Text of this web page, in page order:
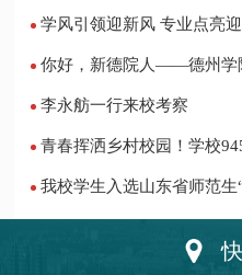
学风引领迎新风 专业点亮迎新点——德州学院2024
你好，新德院人——德州学
李永舫一行来校考察
青春挥洒乡村校园！学校
我校学生入选山东省师范生“我的教师梦”主题演讲活